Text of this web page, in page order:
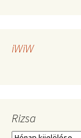
iWiW
Rizsa